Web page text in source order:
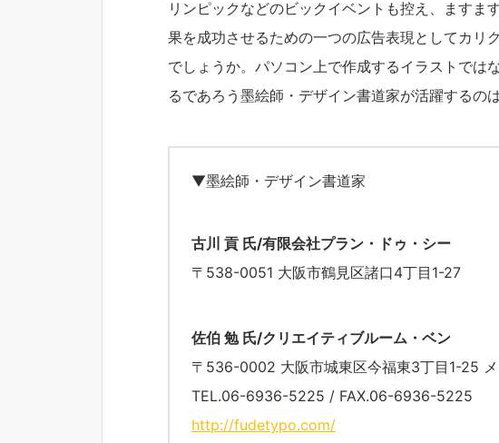
リンピックなどのビックイベントも控え、ますま
果を成功させるための一つの広告表現としてカリ
でしょうか。パソコン上で作成するイラストでは
るであろう墨絵師・デザイン書道家が活躍するの
▼墨絵師・デザイン書道家
古川 貢 氏/有限会社プラン・ドゥ・シー
〒538-0051 大阪市鶴見区諸口4丁目1-27
佐伯 勉 氏/クリエイティブルーム・ベン
〒536-0002 大阪市城東区今福東3丁目1-25
TEL.06-6936-5225 / FAX.06-6936-5225
http://fudetypo.com/